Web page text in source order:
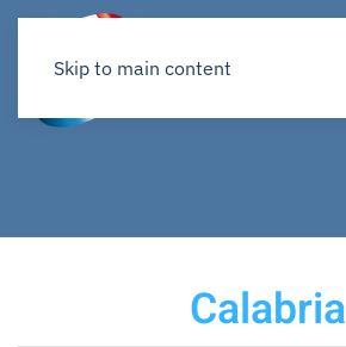
Skip to main content
Calabria